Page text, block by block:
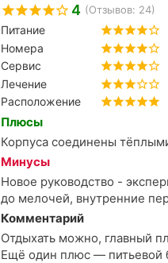
4 (Отзывов: 24)
Питание
Номера
Сервис
Лечение
Расположение
Плюсы
Корпуса соединены
Минусы
Новое руководство - экспериментирует - это чувствуют на себе отдыхающие, а этого быть
до мелочей, внутренние
Комментарий
Отдыхать можно, главный
Ещё один плюс — питьевой